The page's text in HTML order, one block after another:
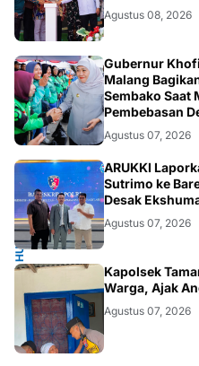
Agustus 08, 2026
SOSIAL
Gubernur
Malang
Sembako Saat
Pembebasan
PKB
Agustus 07, 2026
HUKUM.NASIONAL
ARUKKI
Sutrimo ke
Desak
Agustus 07, 2026
POLRI.SOSIAL
Kapolsek
Warga, Ajak
Agustus 07, 2026